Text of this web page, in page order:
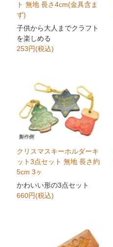
ト 無地 長さ4cm(金具含ま
ず)
子供から大人までクラフト
を楽しめる
253円(税込)
クリスマスキーホルダーキ
ット3点セット 無地 長さ約
5cm 3ヶ
かわいい形の3点セット
660円(税込)